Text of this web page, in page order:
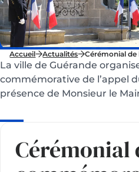
Accueil Actualités Cérémonial de
La ville de Guérande
commémorative de l’appel
présence de Monsieur le
Cérémonial